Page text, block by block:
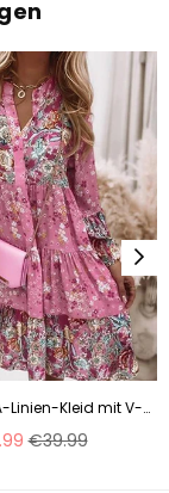
Geblümtes A-Linien-Kleid mit V-Ausschnitt und 3/4-Ärmeln über dem Knie m161507179
€39.99